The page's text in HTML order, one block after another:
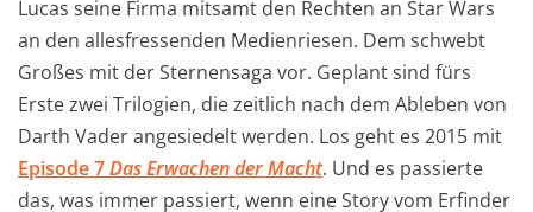
Lucas seine Firma mitsamt den Rechten an Star Wars
an den allesfressenden Medienriesen. Dem schwebt
Großes mit der Sternensaga vor. Geplant sind fürs
Erste zwei Trilogien, die zeitlich nach dem Ableben von
Darth Vader angesiedelt werden. Los geht es 2015 mit
Episode 7Das Erwachen der Macht. Und es passierte
das, was immer passiert, wenn eine Story vom Erfinder